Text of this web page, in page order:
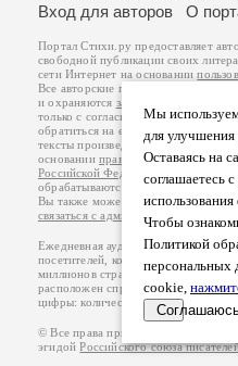
Мы
для улучшения
Оставаясь на
соглашаетесь
Чтобы
Политикой
персональных
cookie,
Вход для авторов
О
Портал Стихи.ру предоставляет
свободной публикации своих
сети Интернет на основании
Все авторские права на
и охраняются законом
.
только с согласия его автора, к
обратиться на его авторской
тексты произведений авторы несут
основанииправил публикациии
Российской Федерации
обрабатываются на основании
Вы также можете посмотреть
связаться с администрацией
Ежедневная аудитория портала
посетителей, которые в общей
миллионов страниц по данным
расположен справа от этого
цифры: количество просмотров и
© Все права принадлежат
эгидойРоссийского союза